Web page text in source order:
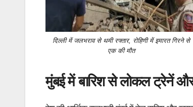
दिल्ली में जलभराव से थमी रफ्तार, रोहिणी में इमारत गिरने से
एक की मौत
मुंबई में बारिश से लोकल ट्रेनें और